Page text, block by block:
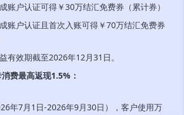
账户认证可得￥30万结汇免费券（累计券）
账户认证且首次入账可得￥70万结汇免费券
有效期截至2026年12月31日。
费最高返现1.5% ：
年7月1日-2026年9月30日），客户使用万